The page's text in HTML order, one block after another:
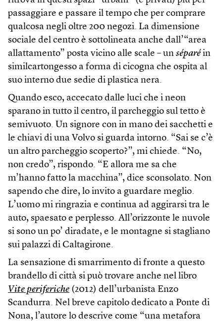
passaggiare e passare il tempo che per comprare
qualcosa negli oltre 200 negozi. La dimensione
sociale del centro è sottolineata anche dall’“area
allattamento” posta vicino alle scale – un séparé in
similcartongesso a forma di cicogna che ospita al
suo interno due sedie di plastica nera.
Quando esco, accecato dalle luci che i neon
sparano in tutto il centro, il parcheggio sul tetto è
semivuoto. Un signore con in mano dei sacchetti e
le chiavi di una Volvo si guarda intorno. “Sai se c’è
un altro parcheggio scoperto?”, mi chiede. “No,
non credo”, rispondo. “E allora me sa che
m’hanno fatto la macchina”, dice sconsolato. Non
sapendo che dire, lo invito a guardare meglio.
L’uomo mi ringrazia e continua ad aggirarsi tra le
auto, spaesato e perplesso. All’orizzonte le nuvole
si sono un po’ diradate, e le montagne si stagliano
sui palazzi di Caltagirone.
La sensazione di smarrimento di fronte a questo
brandello di città si può trovare anche nel libro
Vite periferiche (2012) dell’urbanista Enzo
Scandurra. Nel breve capitolo dedicato a Ponte di
Nona, l’autore lo descrive come “una metafora